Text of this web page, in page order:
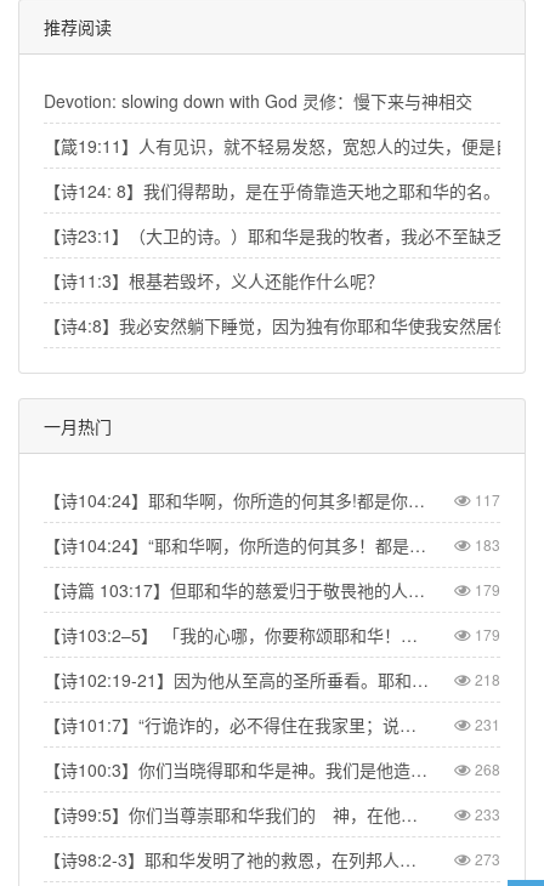
推荐阅读
Devotion: slowing down with God 灵修：慢下来与神相交
【箴19:11】人有见识，就不轻易发怒，宽恕人的过失，便是自己
【诗124: 8】我们得帮助，是在乎倚靠造天地之耶和华的名。
【诗23:1】（大卫的诗。）耶和华是我的牧者，我必不至缺乏。
【诗11:3】根基若毁坏，义人还能作什么呢？
【诗4:8】我必安然躺下睡觉，因为独有你耶和华使我安然居住。
一月热门
【诗104:24】耶和华啊，你所造的何其多!都是你用智慧造成的，遍地满了你的丰富。【Psa 104:24】O Lord, how many are Your works! In wisdom You made them all; the earth is full of Your riches. 117
【诗104:24】“耶和华啊，你所造的何其多！都是你用智慧造成的；遍地满了你的丰富。”【Psalm 104:24】“How many are your works, LORD! In wisdom you made them all; the earth is full of your creatures.” 183
【诗篇 103:17】但耶和华的慈爱归于敬畏祂的人，从亘古到永远；祂的公义也归于子子孙孙。【Psalm 103:17】But from everlasting to everlasting the LORD's love is with those who fear him, and his righteousness with their children's children. 179
【诗103:2–5】 「我的心哪，你要称颂耶和华！不可忘记祂的一切恩惠！祂赦免你的一切罪孽，医治你的一切疾病。祂救赎你的命脱离死亡，以仁爱和慈悲为你的冠冕。祂用美物使你所愿的得以满足，以致你如鹰返老还童。」【Psa 103:2–5】“Praise the LORD, my soul, and forget not all his benefits—who forgives all your sins and heals all your diseases, who redeems your life from the pit and crowns you with love and compassion, who satisfies your desires with good things so that your youth is renewed like the eagle's.” 179
【诗102:19-21】因为他从至高的圣所垂看。耶和华从天向地观察，要垂听被囚之人的叹息，要释放将要死的人，使人在锡安传扬耶和华的名，在耶路撒冷传扬赞美他的话，【Psa 102:19-21】“The Lord looked down from his sanctuary on high, from heaven he viewed the earth, to hear the groans of the prisoners and release those condemned to death.” So the name of the Lord will be declared in Zion and his praise in Jerusalem 218
【诗101:7】“行诡诈的，必不得住在我家里；说谎话的，必不得立在我眼前。”【Psa 101:7】“No one who practices deceit will dwell in my house; no one who speaks falsely will stand in my presence.” 231
【诗100:3】你们当晓得耶和华是神。我们是他造的，也是属他的；我们是他的民，也是他草场的羊。【Psa 100:3】Know that the Lord is God. It is He who made us, and we are His; we are His people, the sheep of His pasture. 268
【诗99:5】你们当尊崇耶和华我们的 神，在他脚凳前下拜。他本为圣！【Psa 99:5】Exalt the LORD our God and worship at his footstool; he is holy! 233
【诗98:2-3】耶和华发明了祂的救恩，在列邦人眼前显出公义。记念祂向以色列家所发的慈爱，所凭的信实。地的四极都看见我们神的救恩。【Psa 98:2】The LORD has made His salvation known and revealed His righteousness to the nations. He has remembered His love and His faithfulness to Israel; all the ends of the earth have seen the salvation of our God. 273